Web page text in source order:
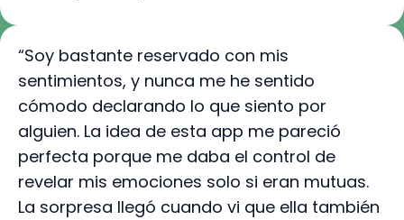
“Soy bastante reservado con mis
sentimientos, y nunca me he sentido
cómodo declarando lo que siento por
alguien. La idea de esta app me pareció
perfecta porque me daba el control de
revelar mis emociones solo si eran mutuas.
La sorpresa llegó cuando vi que ella también